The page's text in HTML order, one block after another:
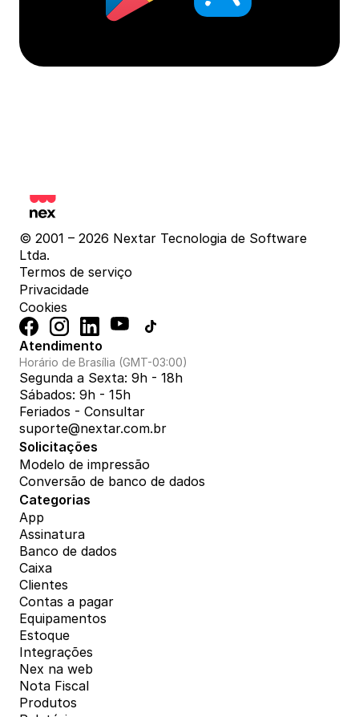
© 2001 – 2026 Nextar Tecnologia de Software
Ltda.
Termos de serviço
Privacidade
Cookies
Atendimento
Horário de Brasília (GMT-03:00)
Segunda a Sexta: 9h - 18h
Sábados: 9h - 15h
Feriados - Consultar
suporte@nextar.com.br
Solicitações
Modelo de impressão
Conversão de banco de dados
Categorias
App
Assinatura
Banco de dados
Caixa
Clientes
Contas a pagar
Equipamentos
Estoque
Integrações
Nex na web
Nota Fiscal
Produtos